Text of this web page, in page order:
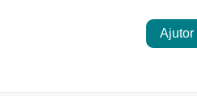
Ajutor